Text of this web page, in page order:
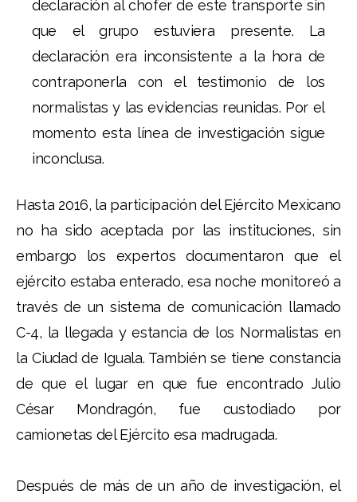
declaración al chofer de este transporte sin
que el grupo estuviera presente. La
declaración era inconsistente a la hora de
contraponerla con el testimonio de los
normalistas y las evidencias reunidas. Por el
momento esta línea de investigación sigue
inconclusa.
Hasta 2016, la participación del Ejército Mexicano
no ha sido aceptada por las instituciones, sin
embargo los expertos documentaron que el
ejército estaba enterado, esa noche monitoreó a
través de un sistema de comunicación llamado
C-4, la llegada y estancia de los Normalistas en
la Ciudad de Iguala. También se tiene constancia
de que el lugar en que fue encontrado Julio
César Mondragón, fue custodiado por
camionetas del Ejército esa madrugada.
Después de más de un año de investigación, el